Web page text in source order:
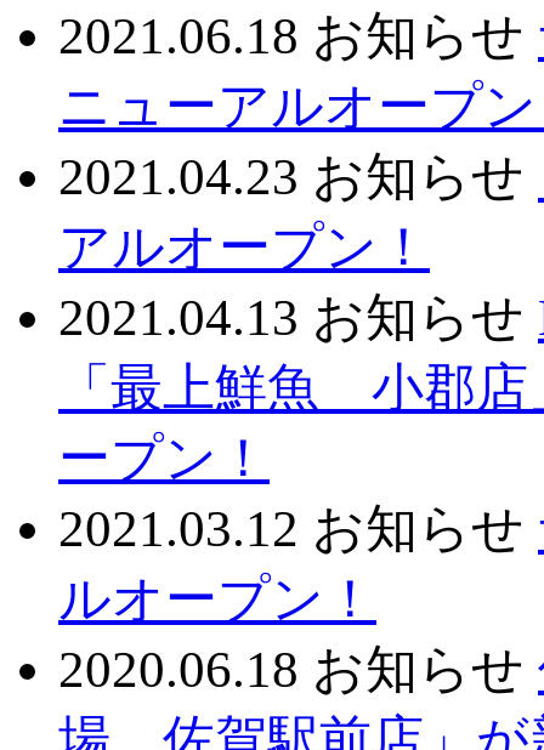
2021.06.18 お知らせ
ニューアルオープ
2021.04.23 お知らせ
アルオープン！
2021.04.13 お知らせ
「最上鮮魚 小郡
ープン！
2021.03.12 お知らせ
ルオープン！
2020.06.18 お知らせ